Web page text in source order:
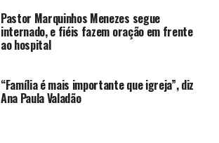
Pastor Marquinhos Menezes segue
internado, e fiéis fazem oração em frente
ao hospital
“Família é mais importante que igreja”, diz
Ana Paula Valadão